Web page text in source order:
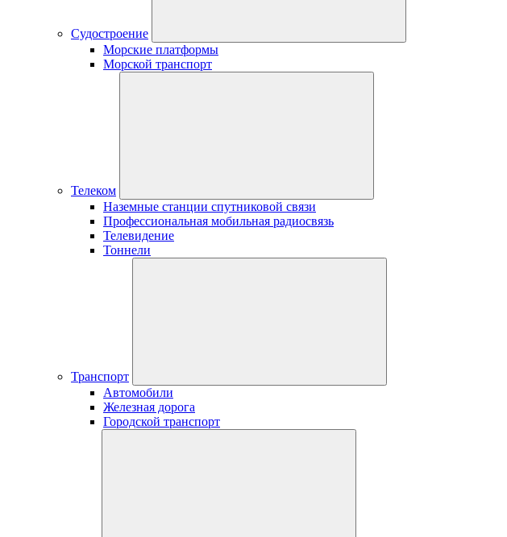
Судостроение
Морские платформы
Морской транспорт
Телеком
Наземные станции спутниковой связи
Профессиональная мобильная радиосвязь
Телевидение
Тоннели
Транспорт
Автомобили
Железная дорога
Городской транспорт